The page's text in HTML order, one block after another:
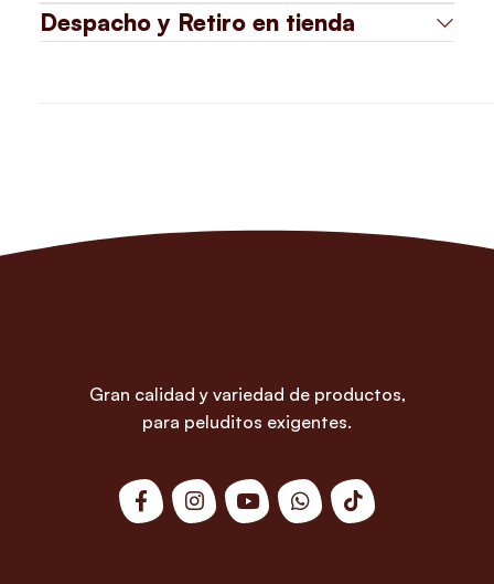
Despacho y Retiro en tienda
Gran calidad y variedad de productos,
para peluditos exigentes.